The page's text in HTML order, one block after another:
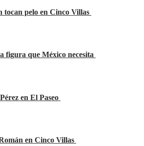
tocan pelo en Cinco Villas
que México necesita
en El Paseo
en Cinco Villas